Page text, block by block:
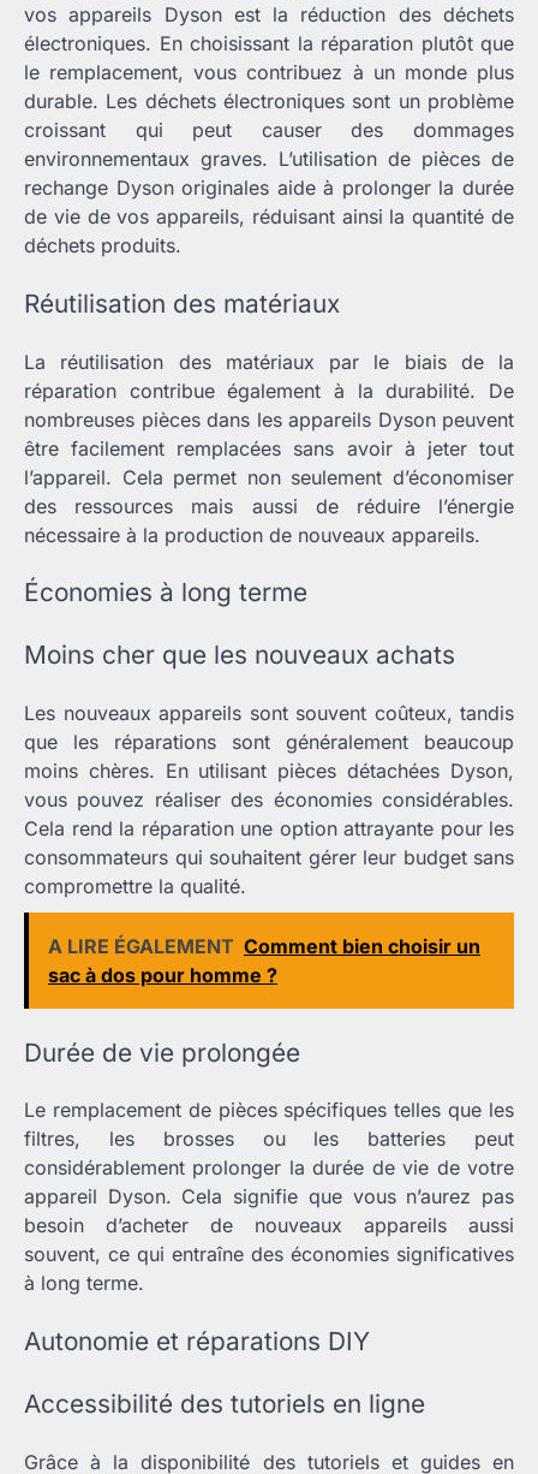
vos appareils Dyson est la réduction des déchets
électroniques. En choisissant la réparation plutôt que
le remplacement, vous contribuez à un monde plus
durable. Les déchets électroniques sont un problème
croissant qui peut causer des dommages
environnementaux graves. L’utilisation de pièces de
rechange Dyson originales aide à prolonger la durée
de vie de vos appareils, réduisant ainsi la quantité de
déchets produits.
Réutilisation des matériaux
La réutilisation des matériaux par le biais de la
réparation contribue également à la durabilité. De
nombreuses pièces dans les appareils Dyson peuvent
être facilement remplacées sans avoir à jeter tout
l’appareil. Cela permet non seulement d’économiser
des ressources mais aussi de réduire l’énergie
nécessaire à la production de nouveaux appareils.
Économies à long terme
Moins cher que les nouveaux achats
Les nouveaux appareils sont souvent coûteux, tandis
que les réparations sont généralement beaucoup
moins chères. En utilisant pièces détachées Dyson,
vous pouvez réaliser des économies considérables.
Cela rend la réparation une option attrayante pour les
consommateurs qui souhaitent gérer leur budget sans
compromettre la qualité.
A LIRE ÉGALEMENT Comment bien choisir un
sac à dos pour homme ?
Durée de vie prolongée
Le remplacement de pièces spécifiques telles que les
filtres, les brosses ou les batteries peut
considérablement prolonger la durée de vie de votre
appareil Dyson. Cela signifie que vous n’aurez pas
besoin d’acheter de nouveaux appareils aussi
souvent, ce qui entraîne des économies significatives
à long terme.
Autonomie et réparations DIY
Accessibilité des tutoriels en ligne
Grâce à la disponibilité des tutoriels et guides en